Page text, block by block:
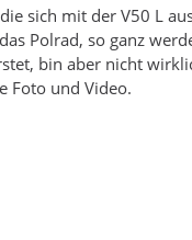
sich mit der V50 L
Polrad, so ganz
bin aber nicht
Foto und Video.